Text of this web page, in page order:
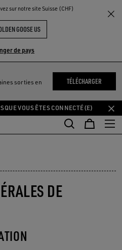
sur notre site Suisse (CHF)
GOOSE US
de pays
sorties en
TÉLÉCHARGER
VOUS ÊTES CONNECTÉ(E)
DE